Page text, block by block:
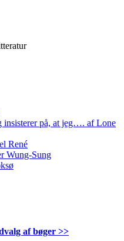
insisterer på, at jeg…. af Lone
René
Wung-Sung
af bøger >>